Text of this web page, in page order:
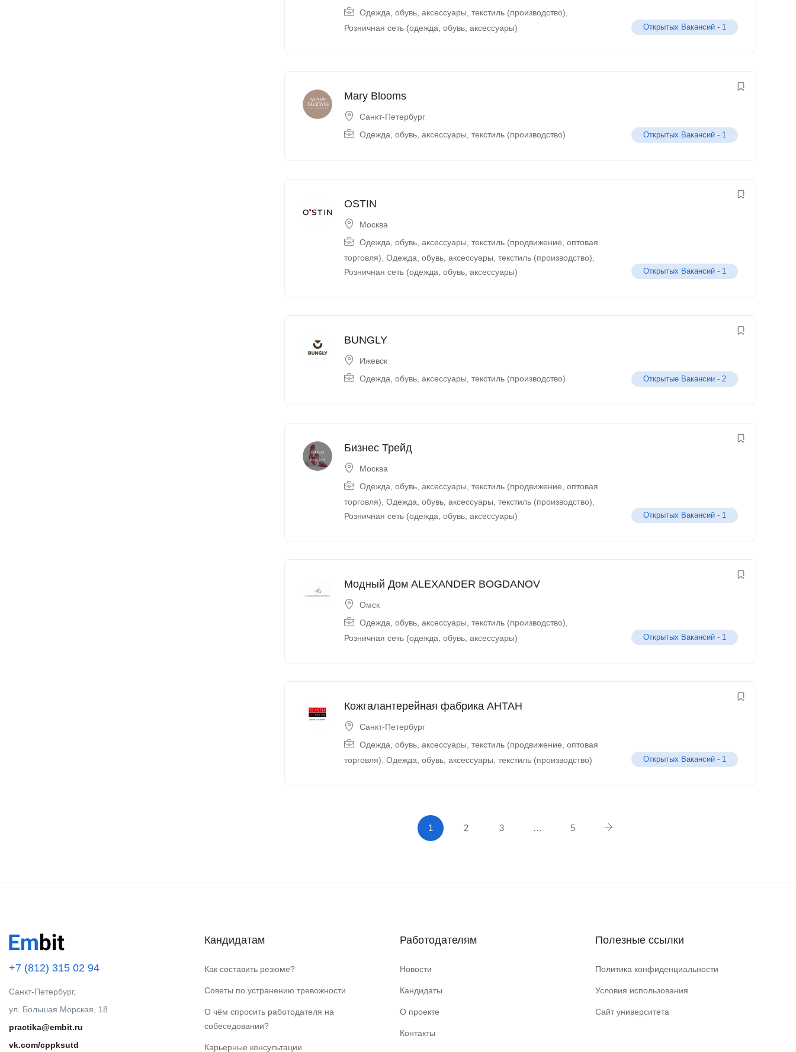
Одежда, обувь, аксессуары, текстиль (производство)
Розничная сеть (одежда, обувь, аксессуары)
Открытых Вакансий - 1
Mary Blooms
Санкт-Петербург
Одежда, обувь, аксессуары, текстиль (производство)
Открытых Вакансий - 1
OSTIN
Москва
Одежда, обувь, аксессуары, текстиль (продвижение, оптовая
торговля) ,Одежда, обувь, аксессуары, текстиль (производство)
Розничная сеть (одежда, обувь, аксессуары)
Открытых Вакансий - 1
BUNGLY
Ижевск
Одежда, обувь, аксессуары, текстиль (производство)
Открытые Вакансии - 2
Бизнес Трейд
Москва
Одежда, обувь, аксессуары, текстиль (продвижение, оптовая
торговля) ,Одежда, обувь, аксессуары, текстиль (производство)
Розничная сеть (одежда, обувь, аксессуары)
Открытых Вакансий - 1
Модный Дом ALEXANDER BOGDANOV
Омск
Одежда, обувь, аксессуары, текстиль (производство)
Розничная сеть (одежда, обувь, аксессуары)
Открытых Вакансий - 1
Кожгалантерейная фабрика АНТАН
Санкт-Петербург
Одежда, обувь, аксессуары, текстиль (продвижение, оптовая
торговля) ,Одежда, обувь, аксессуары, текстиль (производство) Открытых Вакансий - 1
1 2 3 … 5
+7 (812) 315 02 94
Санкт-Петербург,
ул. Большая Морская, 18
practika@embit.ru
vk.com/cppksutd
Кандидатам
Как составить резюме?
Советы по устранению тревожности
О чём спросить работодателя на
собеседовании?
Карьерные консультации
Работодателям
Новости
Кандидаты
О проекте
Контакты
Полезные ссылки
Политика конфиденциальности
Условия использования
Сайт университета